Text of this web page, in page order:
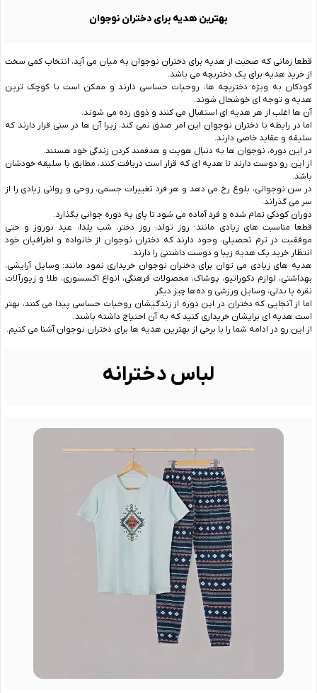
بهترین هدیه برای دختران نوجوان
قطعا زمانی که صحبت از هدیه برای دختران نوجوان به میان می آید، انتخاب کمی سخت
از خرید هدیه برای یک دختربچه می باشد.
کودکان به ویژه دختربچه ها، روحیات حساسی دارند و ممکن است با کوچک ترین
هدیه و توجه ای خوشحال شوند.
آن ها اغلب از هر هدیه ای استقبال می کنند و ذوق زده می شوند.
اما در رابطه با دختران نوجوان این امر صدق نمی کند، زیرا آن ها در سنی قرار دارند که
سلیقه و عقاید خاصی دارند.
در این دوره، نوجوان‌ ها به‌ دنبال هویت و هدفمند کردن زندگی خود هستند.
از این رو دوست دارند تا هدیه ای که قرار است دریافت کنند، مطابق با سلیقه خودشان
باشد.
در سن نوجوانی، بلوغ رخ می دهد و هر فرد تغییرات جسمی، روحی و روانی زیادی را از
سر می گذراند.
دوران کودکی تمام شده و فرد آماده می شود تا پای به دوره جوانی بگذارد.
قطعا مناسبت های زیادی مانند: روز تولد، روز دختر، شب یلدا، عید نوروز و حتی
موفقیت در ترم تحصیلی، وجود دارند که دختران نوجوان از خانواده و اطرافیان خود
انتظار خرید یک هدیه زیبا و دوست داشتنی را دارند.
هدیه های زیادی می توان برای دختران نوجوان خریداری نمود مانند: وسایل آرایشی،
بهداشتی، لوازم دکوراتیو، پوشاک، محصولات فرهنگی، انواع اکسسوری، طلا و زیورآلات
نقره یا بدلی، وسایل ورزشی و ده‌ها چیز دیگر.
اما از آنجایی که دختران در این دوره از زندگیشان روحیات حساسی پیدا می کنند، بهتر
است هدیه ای برایشان خریداری کنید که به آن احتیاج داشته باشند‌.
از این رو در ادامه شما را با برخی از بهترین هدیه ها برای دختران نوجوان آشنا می کنیم.
لباس دخترانه